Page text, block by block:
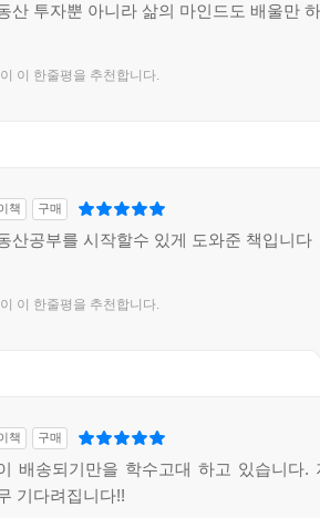
산 투자뿐 아니라 삶의 마인드도 배울만
이 이 한줄평을 추천합니다.
책 구매
산공부를 시작할수 있게 도와준 책입니다
이 이 한줄평을 추천합니다.
책 구매
배송되기만을 학수고대 하고 있습니다.
기다려집니다!!